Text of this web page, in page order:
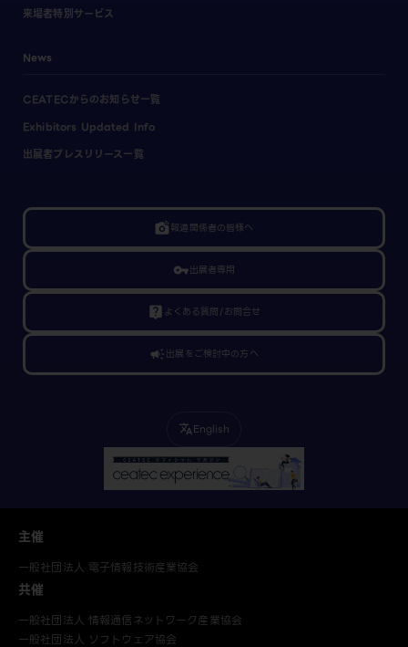
来場者特別サービス
News
CEATECからのお知らせ一覧
Exhibitors Updated Info
出展者プレスリリース一覧
linked_camera報道関係者の皆様へ
vpn_key出展者専用
live_help よくある質問/お問合せ
campaign出展をご検討中の方へ
translateEnglish
主催
一般社団法人 電子情報技術産業協会
共催
一般社団法人 情報通信ネットワーク産業協会
一般社団法人 ソフトウェア協会